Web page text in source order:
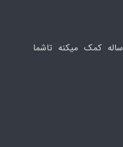
مجموعه مهدی اسپرت باسابقه 10 ساله کمک میکنه تاشما